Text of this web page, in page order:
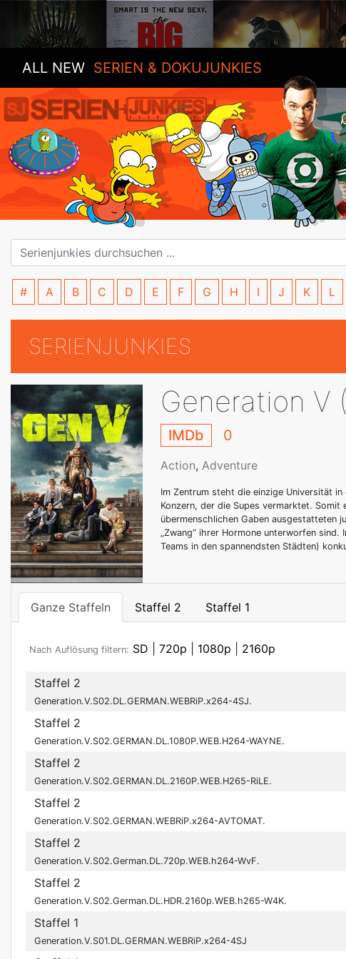
ALL NEW SERIEN & DOKUJUNKIES
# A B C D E F G H I J K L
SERIENJUNKIES
Generation V
IMDb 0
Action, Adventure
Im Zentrum steht die einzige Universität
Konzern, der die Supes vermarktet.
übermenschlichen Gaben ausgestatteten
„Zwang“ ihrer Hormone unterworfen
Teams in den spannendsten Städten)
Ganze Staffeln Staffel 2 Staffel 1
Nach Auflösung filtern: SD 720p 1080p 2160p
Staffel 2
Generation.V.S02.DL.GERMAN.WEBRiP.x264-4SJ.
Staffel 2
Generation.V.S02.GERMAN.DL.1080P.WEB.H264-WAYNE.
Staffel 2
Generation.V.S02.GERMAN.DL.2160P.WEB.H265-RiLE.
Staffel 2
Generation.V.S02.GERMAN.WEBRiP.x264-AVTOMAT.
Staffel 2
Generation.V.S02.German.DL.720p.WEB.h264-WvF.
Staffel 2
Generation.V.S02.German.DL.HDR.2160p.WEB.h265-W4K.
Staffel 1
Generation.V.S01.DL.GERMAN.WEBRiP.x264-4SJ